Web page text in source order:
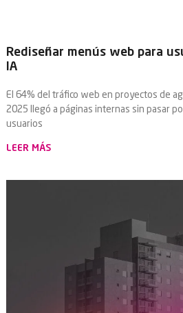
Rediseñar menús web para
IA
El 64% del tráfico web en proyectos de
2025 llegó a páginas internas sin pasar
usuarios
LEER MÁS